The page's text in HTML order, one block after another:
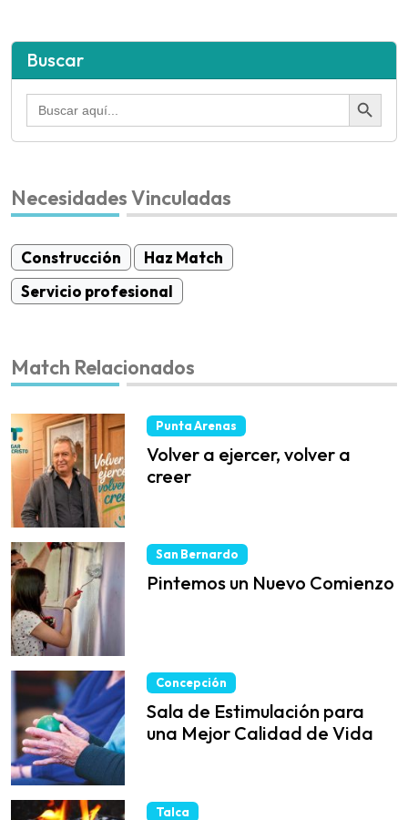
Buscar
Buscar: Botón de
Necesidades Vinculadas
Construcción
Haz Match
Servicio profesional
Match Relacionados
Punta Arenas
Volver a ejercer, volver a
creer
San Bernardo
Pintemos un Nuevo Comienzo
Concepción
Sala de Estimulación para
una Mejor Calidad de Vida
Talca